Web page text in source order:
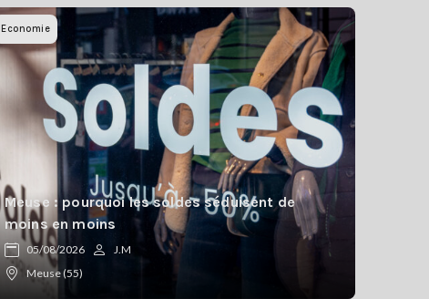
Economie
Meuse : pourquoi les soldes séduisent de
moins en moins
05/08/2026
J.M
Meuse (55)